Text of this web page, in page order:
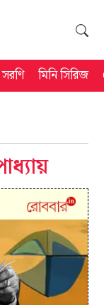
সরণি মিনি সিরিজ